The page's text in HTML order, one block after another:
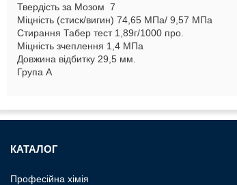
Твердість за Мозом 7
Міцність (стиск/вигин) 74,65 МПа/ 9,57 МПа
Стирання Табер тест 1,89г/1000 про.
Міцність зчеплення 1,4 МПа
Довжина відбитку 29,5 мм.
Група А
КАТАЛОГ
Професiйна хiмiя